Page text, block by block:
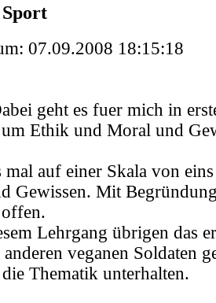
07.09.2008 18:15:18
geht es fuer mich in
Ethik und Moral und
mal auf einer Skala von
Gewissen. Mit
Lehrgang übrigen das
veganen Soldaten
Thematik unterhalten.